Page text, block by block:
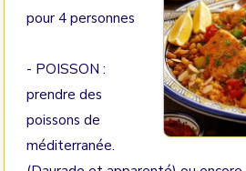
pour 4 personnes
- POISSON :
prendre des
poissons de
méditerranée.